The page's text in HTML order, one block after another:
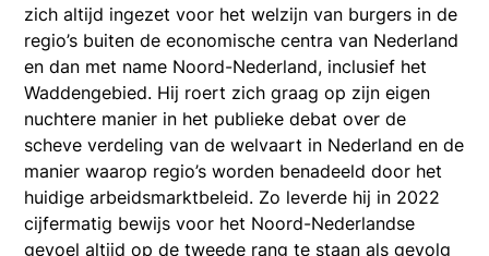
zich altijd ingezet voor het welzijn van burgers in de
regio’s buiten de economische centra van Nederland
en dan met name Noord-Nederland, inclusief het
Waddengebied. Hij roert zich graag op zijn eigen
nuchtere manier in het publieke debat over de
scheve verdeling van de welvaart in Nederland en de
manier waarop regio’s worden benadeeld door het
huidige arbeidsmarktbeleid. Zo leverde hij in 2022
cijfermatig bewijs voor het Noord-Nederlandse
gevoel altijd op de tweede rang te staan als gevolg